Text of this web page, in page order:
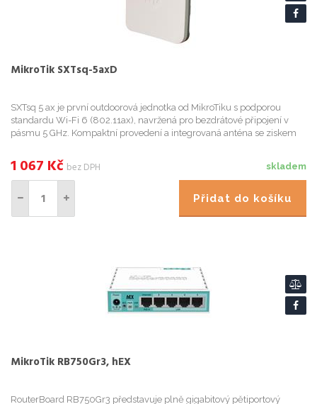
MikroTik SXTsq-5axD
SXTsq 5 ax je první outdoorová jednotka od MikroTiku s podporou
standardu Wi-Fi 6 (802.11ax), navržená pro bezdrátové připojení v
pásmu 5 GHz. Kompaktní provedení a integrovaná anténa se ziskem
skladem
1 067 Kč bez DPH
Přidat do košíku
MikroTik RB750Gr3, hEX
RouterBoard RB750Gr3 představuje plně gigabitový pětiportový